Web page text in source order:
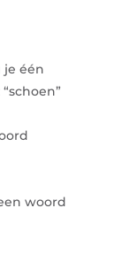
je één
woord